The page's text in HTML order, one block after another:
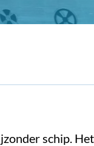
schip.